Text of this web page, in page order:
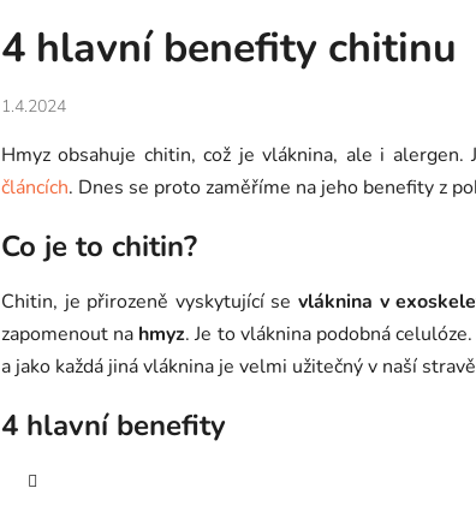
4 hlavní benefity chitinu
1.4.2024
Hmyz obsahuje chitin, což je vláknina, ale i
článcích. Dnes se proto zaměříme na jeho benefity z
Co je to chitin?
Chitin, je přirozeně vyskytující sevláknina v
zapomenout na hmyz. Je to vláknina podobná
a jako každá jiná vláknina je velmi užitečný v naší
4 hlavní benefity